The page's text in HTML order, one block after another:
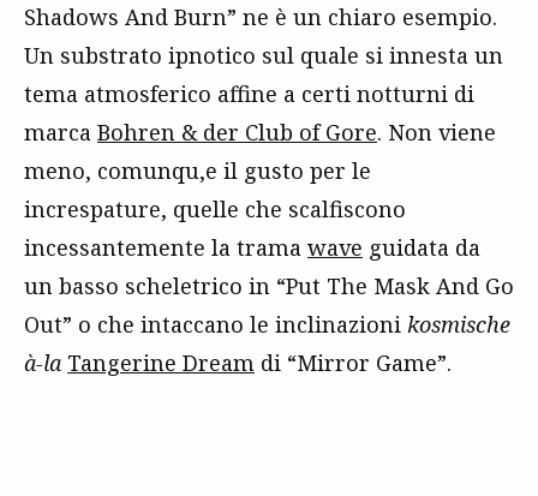
Shadows And Burn” ne è un chiaro esempio.
Un substrato ipnotico sul quale si innesta un
tema atmosferico affine a certi notturni di
marca Bohren & der Club of Gore. Non viene
meno, comunqu,e il gusto per le
increspature, quelle che scalfiscono
incessantemente la trama wave guidata da
un basso scheletrico in “Put The Mask And Go
Out” o che intaccano le inclinazioni kosmische
à-la Tangerine Dream di “Mirror Game”.